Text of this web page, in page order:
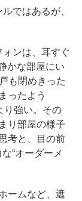
ではあるが、
ンは、耳すぐ
かな部屋にい
も閉めきった
ったよう
り強い。その
り部屋の様子
考と、目の前
“オーダーメ
ームなど、遮